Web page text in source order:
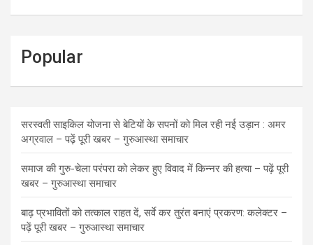
Popular
सरस्वती साइकिल योजना से बेटियों के सपनों को मिल रही नई उड़ान : अमर
अग्रवाल – पढ़ें पूरी खबर – गुरुआस्था समाचार
समाज की गुरु-चेला परंपरा को लेकर हुए विवाद में किन्नर की हत्या – पढ़ें पूरी
खबर – गुरुआस्था समाचार
बाढ़ प्रभावितों को तत्काल राहत दें, सर्वे कर तुरंत बनाएं प्रकरण: कलेक्टर –
पढ़ें पूरी खबर – गुरुआस्था समाचार